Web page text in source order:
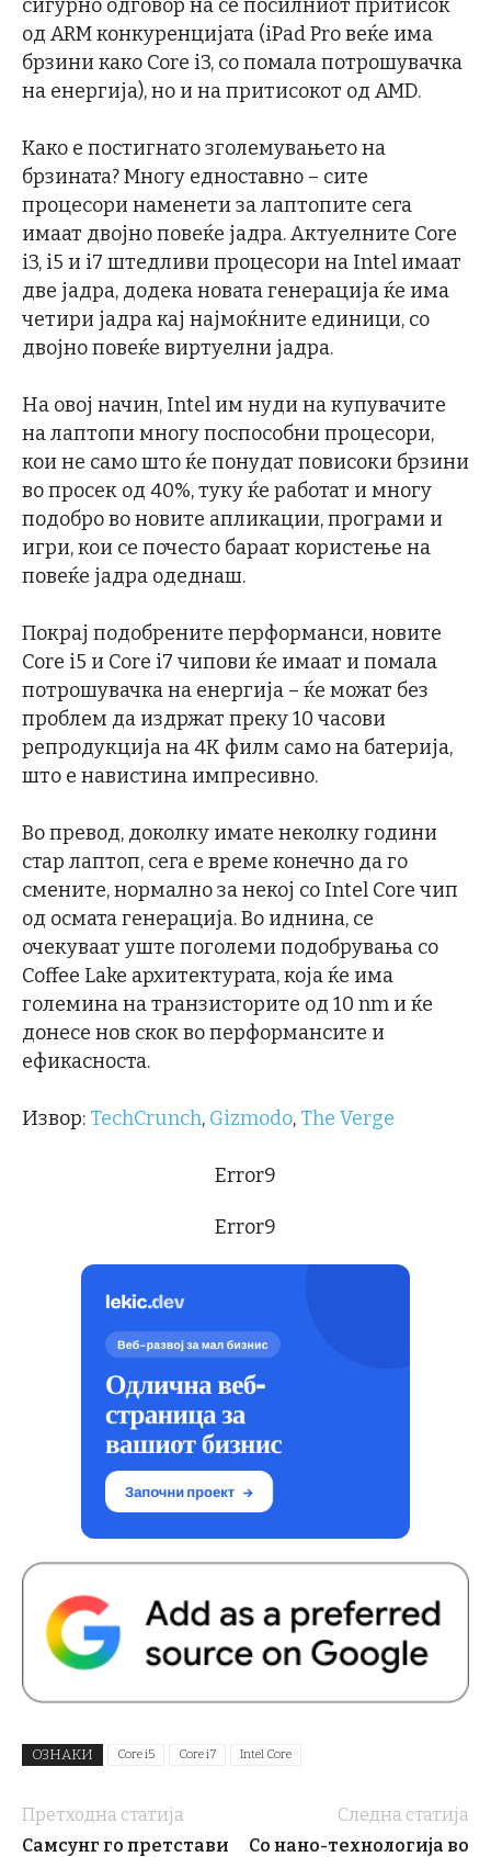
сигурно одговор на се посилниот притисок
од ARM конкуренцијата (iPad Pro веќе има
брзини како Core i3, со помала потрошувачка
на енергија), но и на притисокот од AMD.
Како е постигнато зголемувањето на
брзината? Многу едноставно – сите
процесори наменети за лаптопите сега
имаат двојно повеќе јадра. Актуелните Core
i3, i5 и i7 штедливи процесори на Intel имаат
две јадра, додека новата генерација ќе има
четири јадра кај најмоќните единици, со
двојно повеќе виртуелни јадра.
На овој начин, Intel им нуди на купувачите
на лаптопи многу поспособни процесори,
кои не само што ќе понудат повисоки брзини
во просек од 40%, туку ќе работат и многу
подобро во новите апликации, програми и
игри, кои се почесто бараат користење на
повеќе јадра одеднаш.
Покрај подобрените перформанси, новите
Core i5 и Core i7 чипови ќе имаат и помала
потрошувачка на енергија – ќе можат без
проблем да издржат преку 10 часови
репродукција на 4K филм само на батерија,
што е навистина импресивно.
Во превод, доколку имате неколку години
стар лаптоп, сега е време конечно да го
смените, нормално за некој со Intel Core чип
од осмата генерација. Во иднина, се
очекуваат уште поголеми подобрувања со
Coffee Lake архитектурата, која ќе има
големина на транзисторите од 10 nm и ќе
донесе нов скок во перформансите и
ефикасноста.
Извор: TechCrunch, Gizmodo, The Verge
Error9
Error9
ОЗНАКИ Core i5 Core i7 Intel Core
Претходна статија
Самсунг го претстави
Следна статија
Со нано-технологија во